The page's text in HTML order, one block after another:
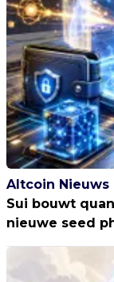
Altcoin Nieuws
Sui bouwt
nieuwe seed